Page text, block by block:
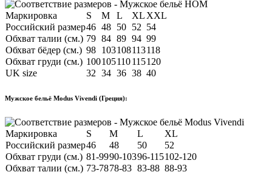
Маркировка S M L XL XXL
Российский размер46 48 50 52 54
Обхват талии (см.) 79 84 89 94 99
Обхват бёдер (см.) 98 103108113118
Обхват груди (см.) 100105110115120
UK size
32 34 36 38 40
Мужское бельё Modus Vivendi (Греция):
Маркировка S M L
XL
Российский размер46 48 50
52
Обхват груди (см.) 81-9990-10396-115102-120
Обхват талии (см.) 73-7878-83 83-88 88-93